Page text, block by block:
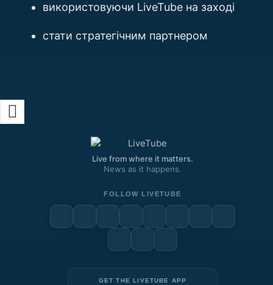
використовуючи LiveTube на заході
стати стратегічним партнером
Live from where it matters.
News as it happens.
FOLLOW LIVETUBE
GET THE LIVETUBE APP